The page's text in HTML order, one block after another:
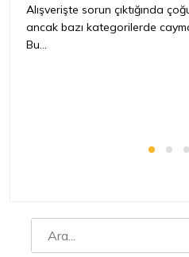
Alışverişte sorun çıktığında
ancak bazı kategorilerde
Bu...